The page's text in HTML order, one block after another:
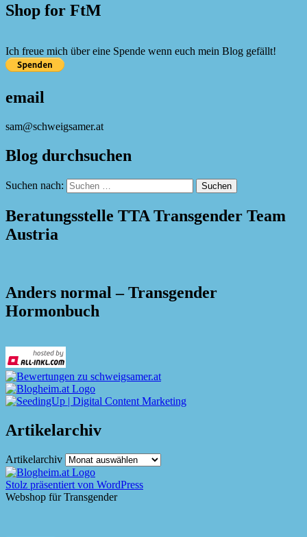
Shop for FtM
Ich freue mich über eine Spende wenn euch mein Blog gefällt!
email
sam@schweigsamer.at
Blog durchsuchen
Suchen nach:
Beratungsstelle TTA Transgender Team
Austria
Anders normal – Transgender
Hormonbuch
Artikelarchiv
Artikelarchiv
Stolz präsentiert von WordPress
Webshop für Transgender